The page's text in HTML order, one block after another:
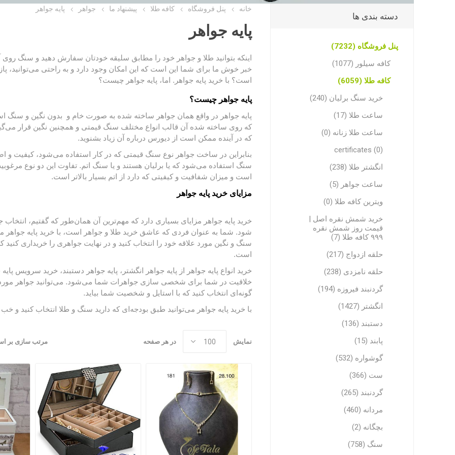
خانه پنل فروشگاه کافه طلا پیشنهاد ما جواهر پایه جواهر
پایه جواهر
اینکه بتوانید طلا و جواهر خود را مطابق سلیقه خودتان سفارش دهید و سنگ
خبر خوش ما برای شما این است که این امکان وجود دارد و به راحتی می‌توانید،
است؟ با خرید پایه جواهر. اما، پایه جواهر چیست؟
پایه جواهر چیست؟
پایه جواهر در واقع همان جواهر ساخته شده به صورت خام و بدون نگین و سنگ
که روی ساخته شده آن قالب انواع مختلف سنگ قیمتی و همچنین نگین قرار
که در آینده ممکن است از دیورس درباره آن زیاد بشنوید.
بنابراین در ساخت جواهر نوع سنگ قیمتی که در کار استفاده می‌شود، کیفیت و
سنگ استفاده می‌شود که یا برلیان هستند و یا سنگ اتم. تفاوت این دو نوع
است و میزان شفافیت و کیفیتی که دارد از اتم بسیار بالاتر است.
مزایای خرید پایه جواهر
خرید پایه جواهر مزایای بسیاری دارد که مهم‌ترین آن همان‌طور که گفتیم،
شود. شما به عنوان فردی که عاشق خرید طلا و جواهر است، با خرید پایه جواهر
سنگ و نگین مورد علاقه خود را انتخاب کنید و در نهایت جواهری را خریداری
است.
خرید انواع پایه جواهر از پایه جواهر انگشتر، پایه جواهر دستبند، خرید سرویس پایه
خلاقیت در شما برای شخصی سازی جواهرات شما می‌شود. می‌توانید جواهر مورد
گونه‌ای انتخاب کنید که با استایل و شخصیت شما بیاید.
با خرید پایه جواهر می‌توانید طبق بودجه‌ای که دارید سنگ و طلا انتخاب کنید و
مرتب سازی بر نمایش در هر صفحه
دسته بندی ها
پنل فروشگاه (7232)
کافه سیلور (1077)
کافه طلا (6059)
خرید سنگ برلیان (240)
ساعت طلا (17)
ساعت طلا زنانه (0)
certificates (0)
انگشتر طلا (238)
ساعت جواهر (5)
ویترین کافه طلا (0)
خرید شمش نقره اصل |
قیمت روز شمش نقره
۹۹۹ کافه طلا (7)
حلقه ازدواج (217)
حلقه نامزدی (238)
گردنبند فیروزه (194)
انگشتر (1427)
دستبند (136)
پابند (15)
گوشواره (532)
ست (366)
گردنبند (265)
مردانه (460)
بچگانه (2)
سنگ (758)